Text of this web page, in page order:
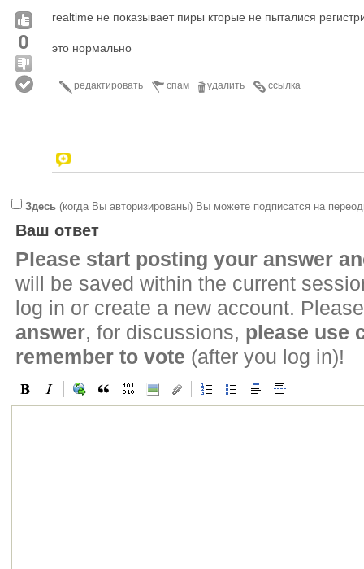
0
realtime не показывает пиры кторые не пыталися
это нормально
ссылка
удалить
спам
редактировать
Здесь (когда Вы авторизированы) Вы можете подписатся на
Ваш ответ
Please start posting your answer
will be saved within the current
log in or create a new account.
answer, for discussions, please use
remember to vote (after you log in)!